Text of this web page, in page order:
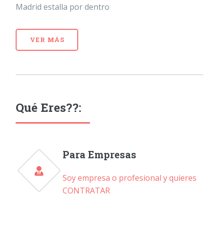
Madrid estalla por dentro
VER MÁS
Qué Eres??:
Para Empresas
Soy empresa o profesional y quieres
CONTRATAR